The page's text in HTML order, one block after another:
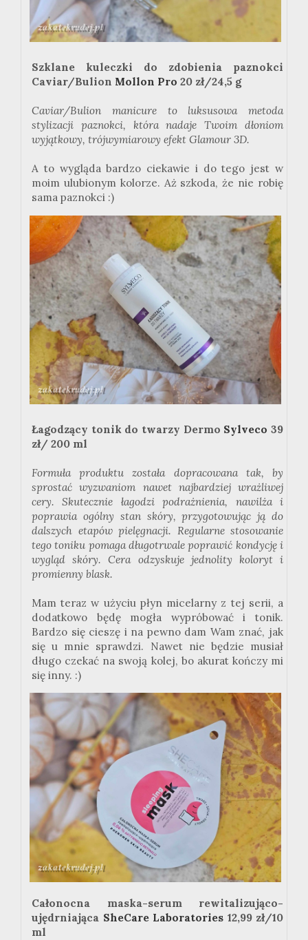
Szklane kuleczki do zdobienia paznokci
Caviar/Bulion Mollon Pro 20 zł/24,5 g
Caviar/Bulion manicure to luksusowa metoda
stylizacji paznokci, która nadaje Twoim dłoniom
wyjątkowy, trójwymiarowy efekt Glamour 3D.
A to wygląda bardzo ciekawie i do tego jest w
moim ulubionym kolorze. Aż szkoda, że nie robię
sama paznokci :)
Łagodzący tonik do twarzy Dermo Sylveco39
zł/ 200 ml
Formuła produktu została dopracowana tak, by
sprostać wyzwaniom nawet najbardziej wrażliwej
cery. Skutecznie łagodzi podrażnienia, nawilża i
poprawia ogólny stan skóry, przygotowując ją do
dalszych etapów pielęgnacji. Regularne stosowanie
tego toniku pomaga długotrwale poprawić kondycję i
wygląd skóry. Cera odzyskuje jednolity koloryt i
promienny blask.
Mam teraz w użyciu płyn micelarny z tej serii, a
dodatkowo będę mogła wypróbować i tonik.
Bardzo się cieszę i na pewno dam Wam znać, jak
się u mnie sprawdzi. Nawet nie będzie musiał
długo czekać na swoją kolej, bo akurat kończy mi
się inny. :)
Całonocna maska-serum rewitalizująco-
ujędrniająca SheCare Laboratories 12,99 zł/10
ml